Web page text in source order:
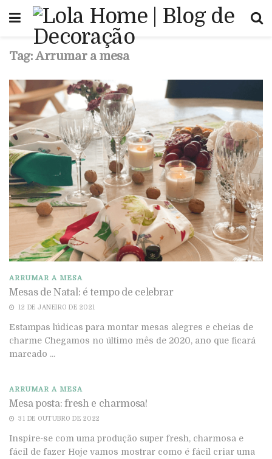
Tag:Arrumar a mesa
ARRUMAR A MESA
Mesas de Natal: é tempo de celebrar
12 DE JANEIRO DE 2021
Estampas lúdicas para montar mesas alegres e cheias de
charme Chegamos no último mês de 2020, ano que ficará
marcado ...
ARRUMAR A MESA
Mesa posta: fresh e charmosa!
31 DE OUTUBRO DE 2022
Inspire-se com uma produção super fresh, charmosa e
fácil de fazer Hoje vamos mostrar como é fácil criar uma